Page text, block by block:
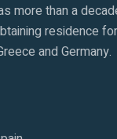
more than a
residence
and Germany.